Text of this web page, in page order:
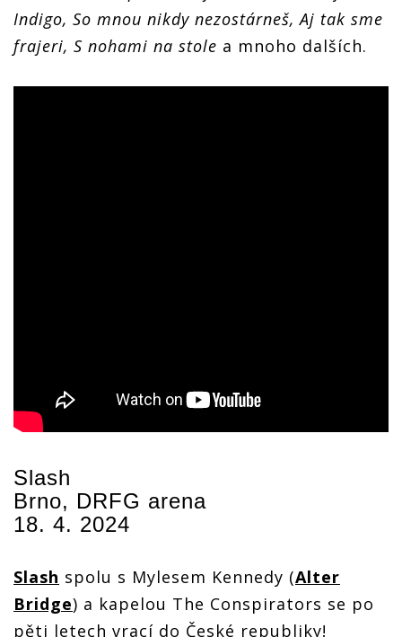
Indigo, So mnou nikdy nezostárneš, Aj tak sme
frajeri, S nohami na stole a mnoho dalších.
Slash
Brno, DRFG arena
18. 4. 2024
Slash spolu s Mylesem Kennedy (Alter
Bridge) a kapelou The Conspirators se po
pěti letech vrací do České republiky!